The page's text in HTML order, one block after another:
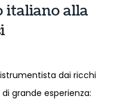
italiano alla
dai ricchi
grande esperienza: